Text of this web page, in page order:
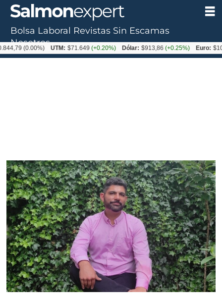
Tag:
biorremediador
Bolsa Laboral Revistas Sin Escamas
Nosotros
(0.00%) UTM: $71.649(+0.20%) Dólar: $913,86(+0.25%) Euro: